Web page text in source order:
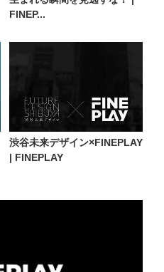
FINEP...
渋谷未来デザイン×FINEPLAY
| FINEPLAY